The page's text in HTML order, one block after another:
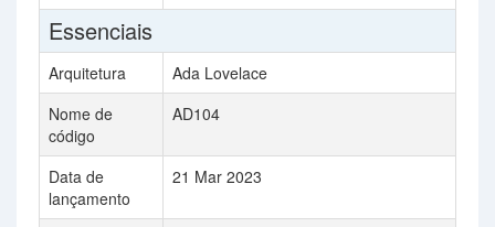
Essenciais
Arquitetura Ada Lovelace
Nome de
código
AD104
Data de
lançamento
21 Mar 2023